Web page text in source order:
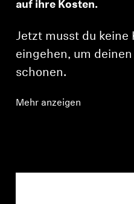
auf ihre Kosten.
Jetzt musst du keine
eingehen, um
schonen.
Mehr anzeigen